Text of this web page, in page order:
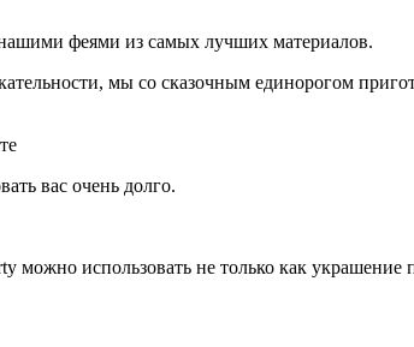
феями из самых лучших материалов.
мы со сказочным единорогом
вас очень долго.
можно использовать не только как